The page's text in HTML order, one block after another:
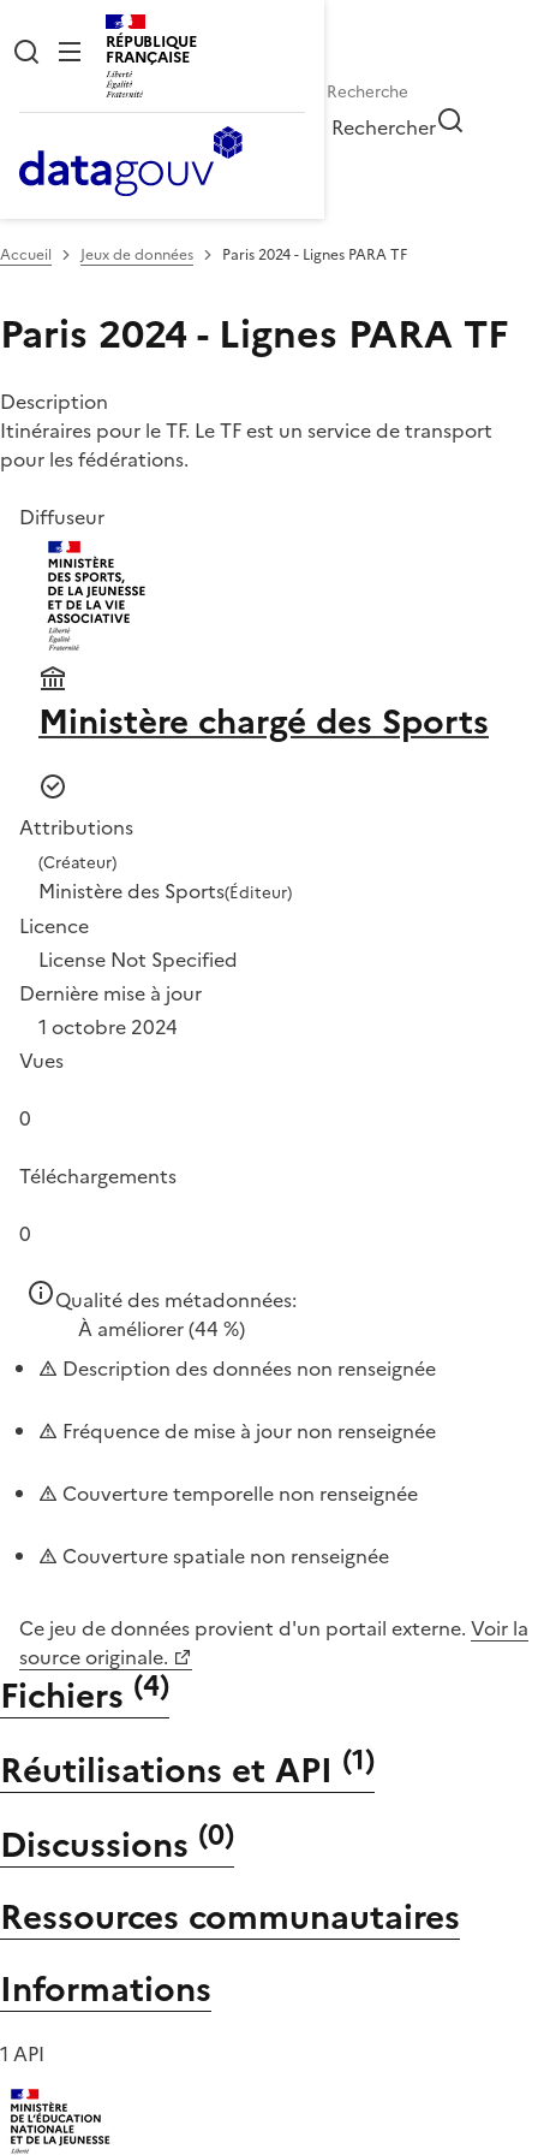
RÉPUBLIQUE
FRANÇAISE
Rechercher
Accueil Jeux de données Paris 2024 - Lignes PARA TF
Paris 2024 - Lignes PARA TF
Description
Itinéraires pour le TF. Le TF est un service de transport
pour les fédérations.
Diffuseur
Ministère chargé des Sports
Attributions
(Créateur)
Ministère des Sports(Éditeur)
Licence
License Not Specified
Dernière mise à jour
1 octobre 2024
Vues
0
Téléchargements
0
Qualité des métadonnées:
À améliorer(44 %)
Description des données non renseignée
Fréquence de mise à jour non renseignée
Couverture temporelle non renseignée
Couverture spatiale non renseignée
Ce jeu de données provient d'un portail externe. Voir la
source originale.
Fichiers (4)
Réutilisations et API (1)
Discussions (0)
Ressources communautaires
Informations
1 API